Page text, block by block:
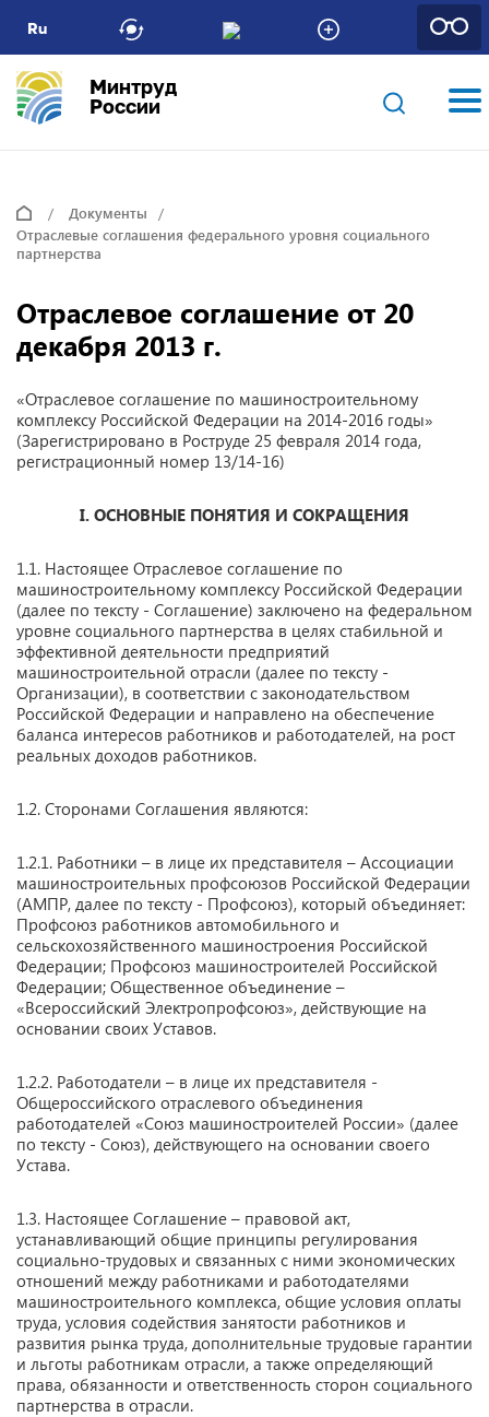
Ru
Минтруд
России
Документы
Отраслевые соглашения федерального уровня социального
партнерства
Отраслевое соглашение от 20
декабря 2013 г.
«Отраслевое соглашение по машиностроительному
комплексу Российской Федерации на 2014-2016 годы»
(Зарегистрировано в Роструде 25 февраля 2014 года,
регистрационный номер 13/14-16)
I. ОСНОВНЫЕ ПОНЯТИЯ И СОКРАЩЕНИЯ
1.1. Настоящее Отраслевое соглашение по
машиностроительному комплексу Российской Федерации
(далее по тексту - Соглашение) заключено на федеральном
уровне социального партнерства в целях стабильной и
эффективной деятельности предприятий
машиностроительной отрасли (далее по тексту -
Организации), в соответствии с законодательством
Российской Федерации и направлено на обеспечение
баланса интересов работников и работодателей, на рост
реальных доходов работников.
1.2. Сторонами Соглашения являются:
1.2.1. Работники – в лице их представителя – Ассоциации
машиностроительных профсоюзов Российской Федерации
(АМПР, далее по тексту - Профсоюз), который объединяет:
Профсоюз работников автомобильного и
сельскохозяйственного машиностроения Российской
Федерации; Профсоюз машиностроителей Российской
Федерации; Общественное объединение –
«Всероссийский Электропрофсоюз», действующие на
основании своих Уставов.
1.2.2. Работодатели – в лице их представителя -
Общероссийского отраслевого объединения
работодателей «Союз машиностроителей России» (далее
по тексту - Союз), действующего на основании своего
Устава.
1.3. Настоящее Соглашение – правовой акт,
устанавливающий общие принципы регулирования
социально-трудовых и связанных с ними экономических
отношений между работниками и работодателями
машиностроительного комплекса, общие условия оплаты
труда, условия содействия занятости работников и
развития рынка труда, дополнительные трудовые гарантии
и льготы работникам отрасли, а также определяющий
права, обязанности и ответственность сторон социального
партнерства в отрасли.